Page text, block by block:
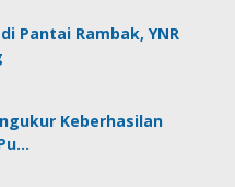
Pantai Rambak, YNR
Keberhasilan